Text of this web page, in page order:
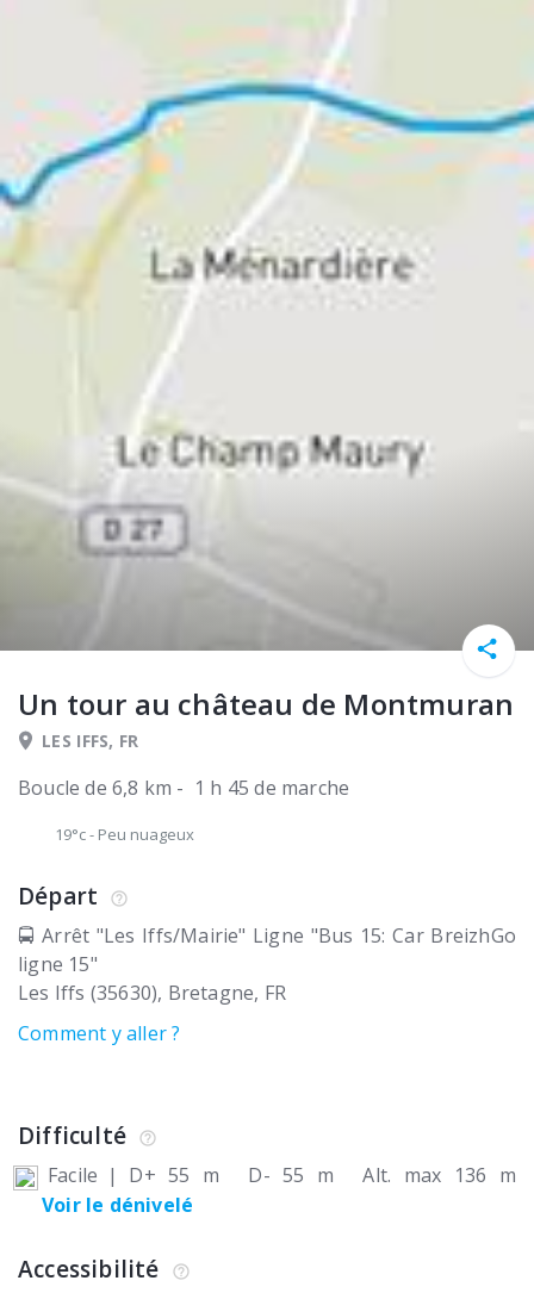
Un tour au château de Montmuran
LES IFFS, FR
Boucle de 6,8 km - 1 h 45 de marche
19°c- Peu nuageux
Départ
🚍 Arrêt "Les Iffs/Mairie" Ligne "Bus 15: Car BreizhGo
ligne 15"
Les Iffs (35630) Bretagne FR
Comment y aller ?
Difficulté
Facile | D+ 55 m D- 55 m
Alt. max 136 m
Voir le dénivelé
Accessibilité